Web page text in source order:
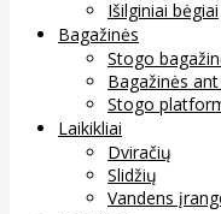
Išilginiai bėgiai
Bagažinės
Stogo
Bagažinės
Stogo
Laikikliai
Dviračių
Slidžių
Vandens